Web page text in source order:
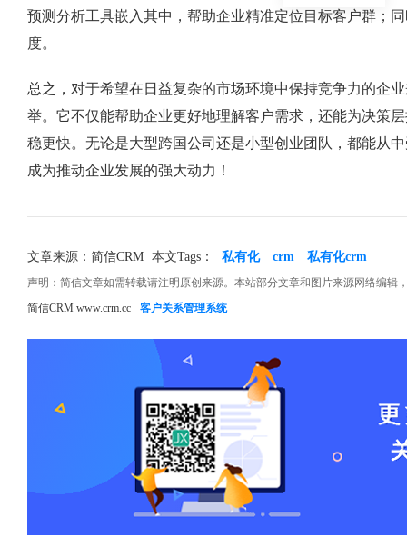
预测分析工具嵌入其中，帮助企业精准定位目标客户群；
度。
总之，对于希望在日益复杂的市场环境中保持竞争力的企
举。它不仅能帮助企业更好地理解客户需求，还能为决策
稳更快。无论是大型跨国公司还是小型创业团队，都能从
成为推动企业发展的强大动力！
文章来源：简信CRM 本文Tags： 私有化 crm 私有化crm
声明：简信文章如需转载请注明原创来源。本站部分文章和图片来源网络编
简信CRM www.crm.cc
客户关系管理系统